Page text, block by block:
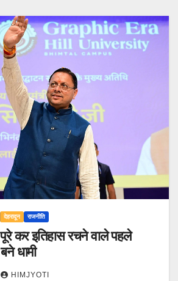
देहरादून राजनीति
कर इतिहास रचने वाले पहले
धामी
HIMJYOTI